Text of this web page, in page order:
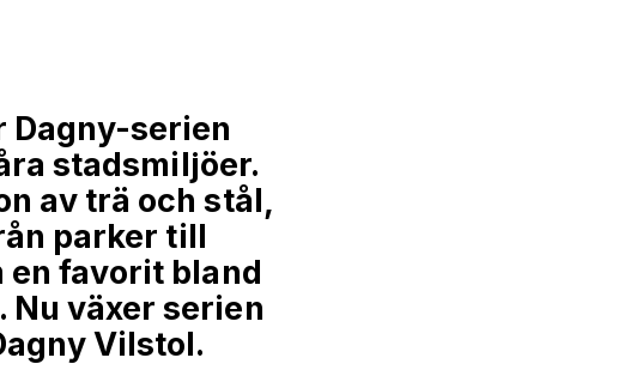
Dagny-serien
stadsmiljöer.
av trä och stål,
parker till
en favorit bland
växer serien
Vilstol.